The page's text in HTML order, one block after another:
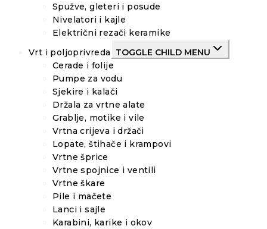
Spužve, gleteri i posude
Nivelatori i kajle
Električni rezači keramike
Vrt i poljoprivreda
TOGGLE CHILD MENU
Cerade i folije
Pumpe za vodu
Sjekire i kalači
Držala za vrtne alate
Grablje, motike i vile
Vrtna crijeva i držači
Lopate, štihače i krampovi
Vrtne šprice
Vrtne spojnice i ventili
Vrtne škare
Pile i mačete
Lanci i sajle
Karabini, karike i okov